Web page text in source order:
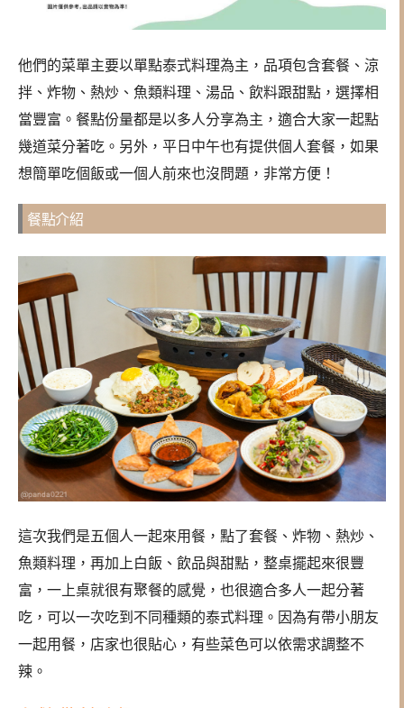
他們的菜單主要以單點泰式料理為主，品項包含套餐、涼
拌、炸物、熱炒、魚類料理、湯品、飲料跟甜點，選擇相
當豐富。餐點份量都是以多人分享為主，適合大家一起點
幾道菜分著吃。另外，平日中午也有提供個人套餐，如果
想簡單吃個飯或一個人前來也沒問題，非常方便！
餐點介紹
這次我們是五個人一起來用餐，點了套餐、炸物、熱炒、
魚類料理，再加上白飯、飲品與甜點，整桌擺起來很豐
富，一上桌就很有聚餐的感覺，也很適合多人一起分著
吃，可以一次吃到不同種類的泰式料理。因為有帶小朋友
一起用餐，店家也很貼心，有些菜色可以依需求調整不
辣。